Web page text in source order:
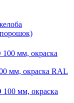
мм, окраска RAL